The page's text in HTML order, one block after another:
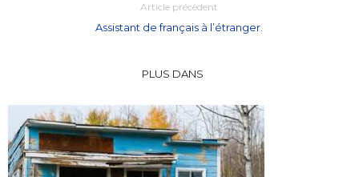
Article précédent
Assistant de français à l’étranger.
PLUS DANS